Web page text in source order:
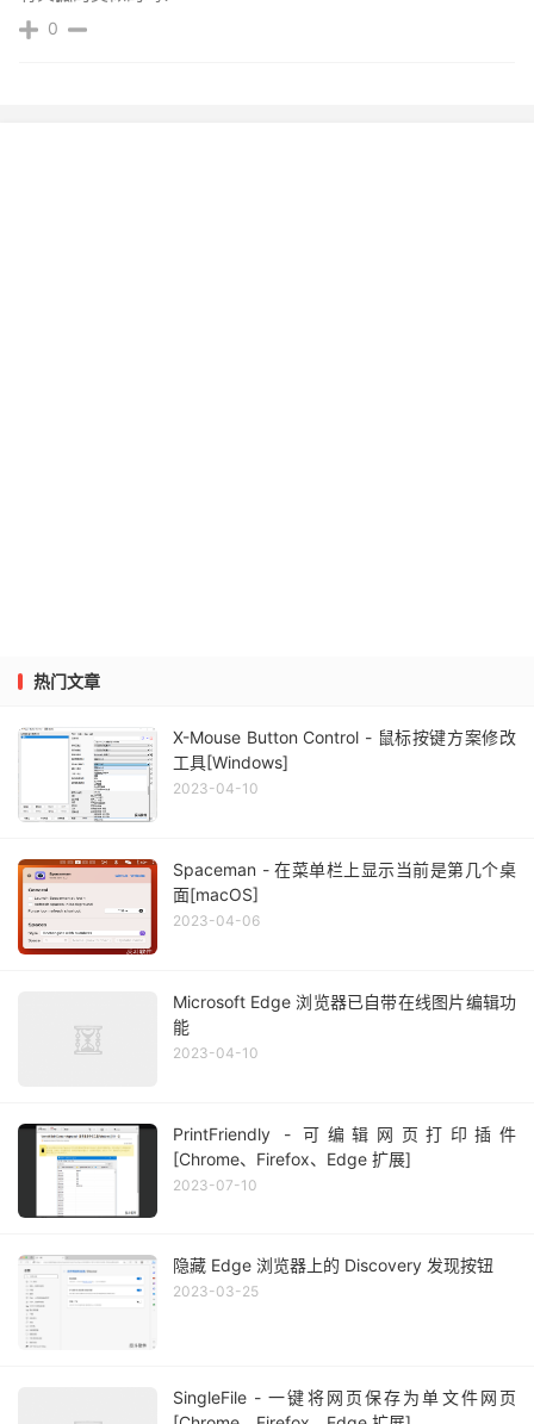
0
热门文章
X-Mouse Button Control - 鼠标按键方案修改
工具[Windows]
2023-04-10
Spaceman - 在菜单栏上显示当前是第几个桌
面[macOS]
2023-04-06
Microsoft Edge 浏览器已自带在线图片编辑功
能
2023-04-10
PrintFriendly - 可编辑网页打印插件
[Chrome、Firefox、Edge 扩展]
2023-07-10
隐藏 Edge 浏览器上的 Discovery 发现按钮
2023-03-25
SingleFile - 一键将网页保存为单文件网页